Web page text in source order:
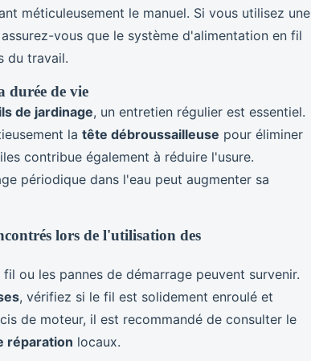
méticuleusement le manuel. Si vous utilisez une
vous que le système d'alimentation en fil
du travail.
durée de vie
de jardinage, un entretien régulier est essentiel.
la tête débroussailleuse pour éliminer
contribue également à réduire l'usure.
périodique dans l'eau peut augmenter sa
lors de l'utilisation des
ou les pannes de démarrage peuvent survenir.
, vérifiez si le fil est solidement enroulé et
de moteur, il est recommandé de consulter le
réparation locaux.